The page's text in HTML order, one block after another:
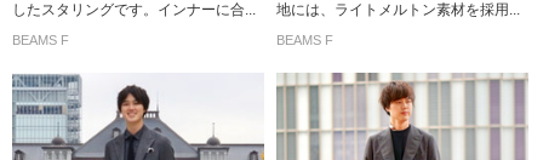
したスタリングです。インナーに合...
BEAMS F
地には、ライトメルトン素材を採用...
BEAMS F